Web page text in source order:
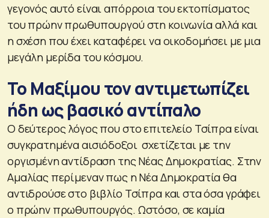
γεγονός αυτό είναι απόρροια του εκτοπίσματος
του πρώην πρωθυπουργού στη κοινωνία αλλά και
η σχέση που έχει καταφέρει να οικοδομήσει με μια
μεγάλη μερίδα του κόσμου.
Το Μαξίμου τον αντιμετωπίζει
ήδη ως βασικό αντίπαλο
Ο δεύτερος λόγος που στο επιτελείο Τσίπρα είναι
συγκρατημένα αισιόδοξοι σχετίζεται με την
οργισμένη αντίδραση της Νέας Δημοκρατίας. Στην
Αμαλίας περίμεναν πως η Νέα Δημοκρατία θα
αντιδρούσε στο βιβλίο Τσίπρα και στα όσα γράφει
ο πρώην πρωθυπουργός. Ωστόσο, σε καμία